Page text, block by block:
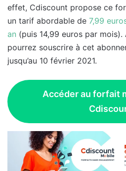
effet, Cdiscount propose ce
un tarif abordable de 7,99
an (puis 14,99 euros par
pourrez souscrire à cet
jusqu’au 10 février 2021.
Accéder au forfait